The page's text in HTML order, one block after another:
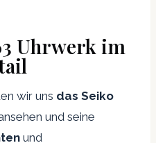
Uhrwerk im
wir uns das Seiko
und seine
und